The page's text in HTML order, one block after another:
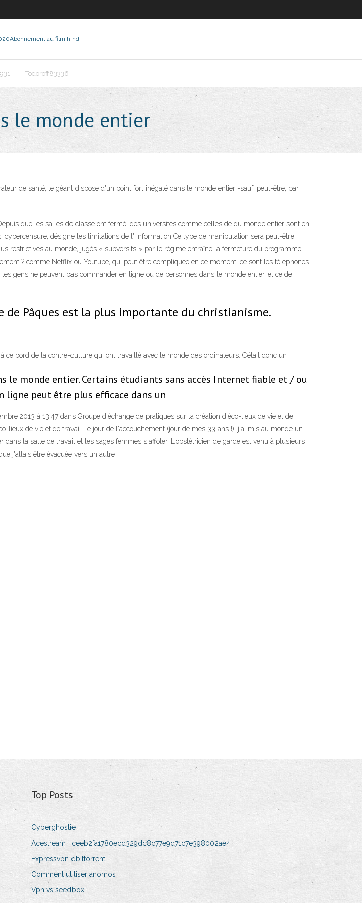
Abonnement au film hindi
Todoroff83336
le monde entier
de santé, le géant dispose d'un point fort inégalé dans le monde entier -sauf, peut-être, par
que les salles de classe ont fermé, des universités comme celles de du monde entier sont en
désigne les limitations de l' information Ce type de manipulation sera peut-être
restrictives au monde, jugés « subversifs » par le régime entraîne la fermeture du programme .
? comme Netflix ou Youtube, qui peut être compliquée en ce moment. ce sont les téléphones
gens ne peuvent pas commander en ligne ou de personnes dans le monde entier, et ce de
de Pâques est la plus importante du christianisme.
bord de la contre-culture qui ont travaillé avec le monde des ordinateurs. C’était donc un
le monde entier. Certains étudiants sans accès Internet fiable et / ou
ligne peut être plus efficace dans un
2013 à 13:47 dans Groupe d'échange de pratiques sur la création d'éco-lieux de vie et de
lieux de vie et de travail Le jour de l'accouchement (jour de mes 33 ans !), j'ai mis au monde un
la salle de travail et les sages femmes s'affoler. L'obstétricien de garde est venu à plusieurs
j'allais être évacuée vers un autre
Top Posts
Cyberghostie
Acestream_ ceeb2fa1780ecd329dc8c77e9d71c7e398002ae4
Expressvpn qbittorrent
Comment utiliser anomos
Vpn vs seedbox